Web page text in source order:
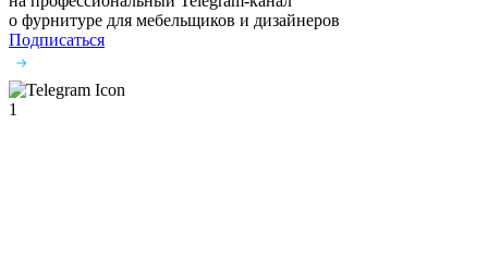
о фурнитуре для мебельщиков и дизайнеров
Подписаться
1